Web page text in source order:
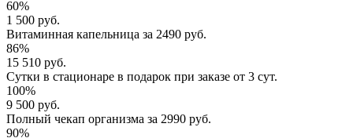
60%
1 500 руб.
Витаминная капельница за 2490 руб.
86%
15 510 руб.
Сутки в стационаре в подарок при заказе от 3 сут.
100%
9 500 руб.
Полный чекап организма за 2990 руб.
90%